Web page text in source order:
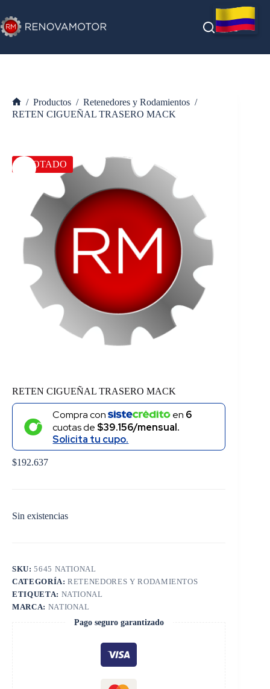
al
contenido
Inicio
/ Productos / Retenedores y Rodamientos /
RETEN CIGUEÑAL TRASERO MACK
AGOTADO
RETEN CIGUEÑAL TRASERO MACK
Compra con en 6
cuotas de $39.156/mensual.
Solicita tu cupo.
$192.637
Sin existencias
SKU:5645 NATIONAL
CATEGORÍA:RETENEDORES Y RODAMIENTOS
ETIQUETA: NATIONAL
MARCA: NATIONAL
Pago seguro garantizado